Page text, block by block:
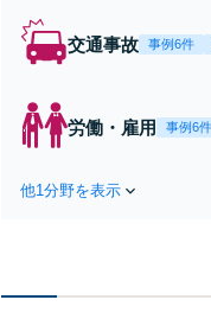
交通事故 事例6件
労働・雇用 事例6件
他1分野を表示